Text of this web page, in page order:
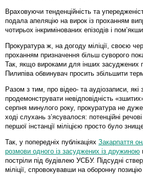
Враховуючи тенденційність та
подала апеляцію на вирок із проханням
чотирьох інкримінованих епізодів і
Прокуратура ж, на догоду міліції, своєю
проханням призначення більш суворого
Так, якщо вироками для інших засуджених
Пилипіва обвинувач просить збільшити
Разом з тим, про відео- та аудіозаписи, які
продемонструвати невідповідність
серпня минулого року, прокуратура не
ході слухань з’ясувалося: потенційні
першої інстанції міліцією просто було
Так, у попередніх публікаціях Закарпаття
розмови одного із засуджених із дружиною
постріли під будівлею УСБУ. Підсудні
міліції, спровокувавши на оборонну позицію